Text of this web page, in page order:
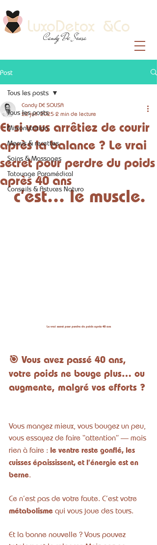
Candy De Sousa
LuxoDetox &Co
Post
Tous les posts
Micronutrition
Menus & recettes
Soins & Massages
Tatouage Paramédical
Conseils & Astuces Naturo
Tous les posts
Et si vous arrêtiez de courir
après la balance ? Le vrai
secret pour perdre du poids
après 40 ans
Candy DE SOUSA
22 juil. 2025 2 min de lecture
c’est… le muscle.
Le vrai secret pour perdre du poids après 40 ans
🎯 Vous avez passé 40 ans,
votre poids ne bouge plus… ou
augmente, malgré vos efforts ?
Vous mangez mieux, vous bougez un peu,
vous essayez de faire “attention” — mais
rien à faire : le ventre reste gonflé, les
cuisses épaississent, et l’énergie est en
berne.
Ce n’est pas de votre faute. C’est votre
métabolisme qui vous joue des tours.
Et la bonne nouvelle ? Vous pouvez